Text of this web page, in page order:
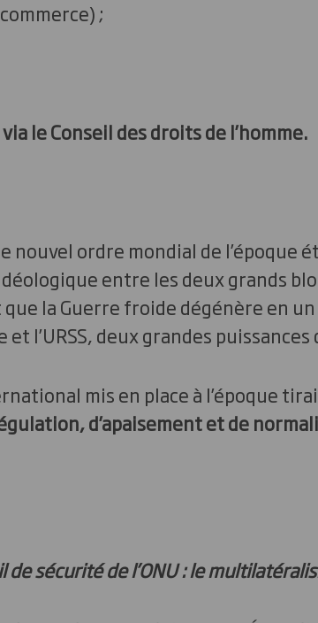
;
le Conseil des droits de l’homme.
nouvel ordre mondial de l’époque
entre les deux grands
la Guerre froide dégénère en
et l’URSS, deux grandes
mis en place à l’époque
d’apaisement et de
de sécurité de l’ONU : le